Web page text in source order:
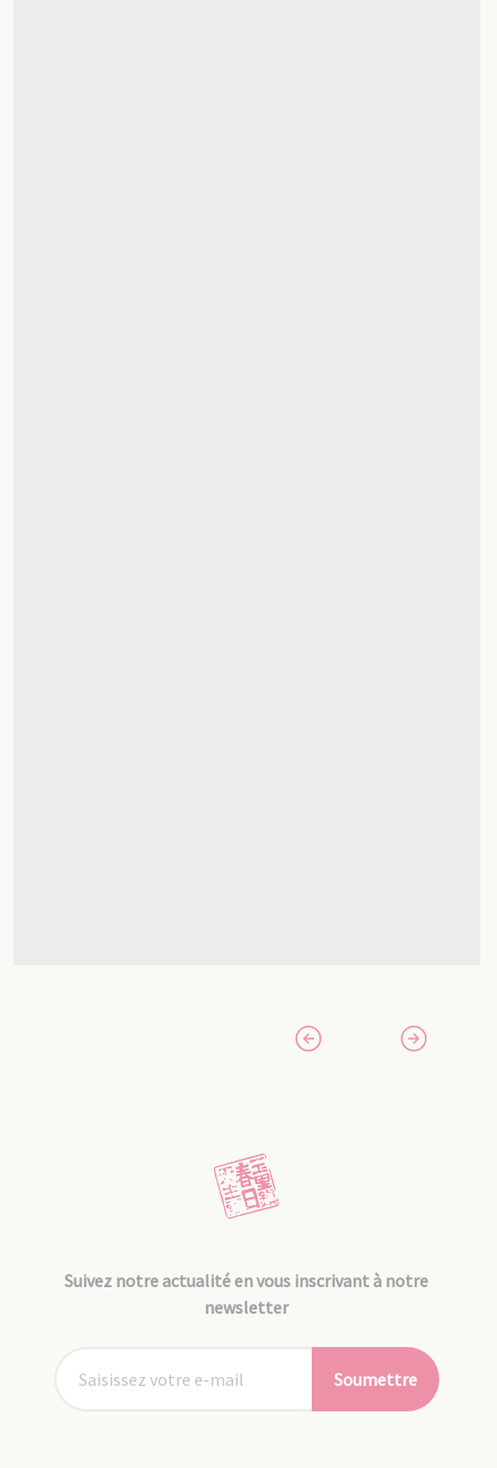
Suivez notre actualité en vous inscrivant à notre
newsletter
Soumettre